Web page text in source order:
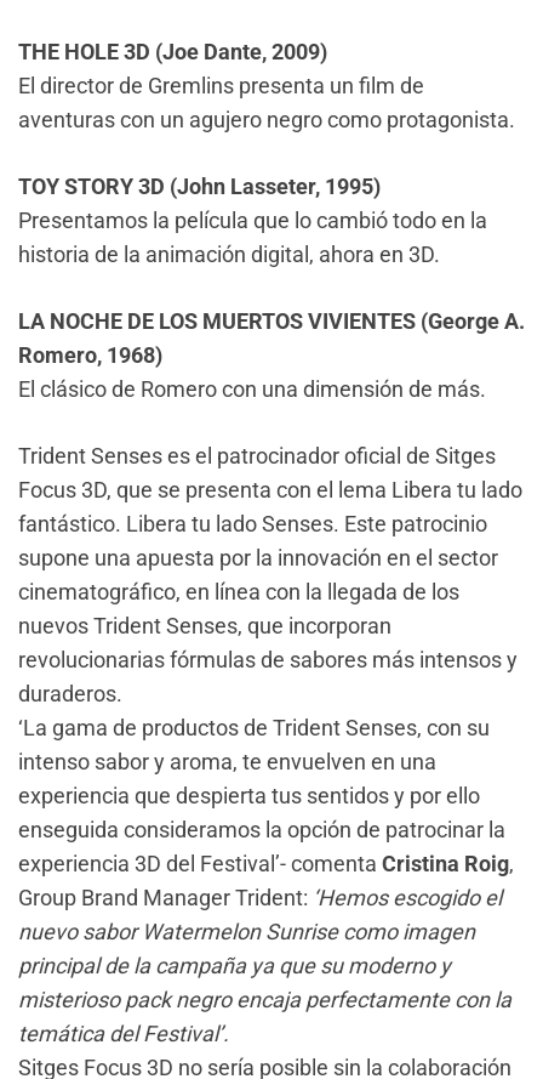
THE HOLE 3D (Joe Dante, 2009)
El director de Gremlins presenta un film de
aventuras con un agujero negro como protagonista.
TOY STORY 3D (John Lasseter, 1995)
Presentamos la película que lo cambió todo en la
historia de la animación digital, ahora en 3D.
LA NOCHE DE LOS MUERTOS VIVIENTES (George A.
Romero, 1968)
El clásico de Romero con una dimensión de más.
Trident Senses es el patrocinador oficial de Sitges
Focus 3D, que se presenta con el lema Libera tu lado
fantástico. Libera tu lado Senses. Este patrocinio
supone una apuesta por la innovación en el sector
cinematográfico, en línea con la llegada de los
nuevos Trident Senses, que incorporan
revolucionarias fórmulas de sabores más intensos y
duraderos.
‘La gama de productos de Trident Senses, con su
intenso sabor y aroma, te envuelven en una
experiencia que despierta tus sentidos y por ello
enseguida consideramos la opción de patrocinar la
experiencia 3D del Festival’- comenta Cristina Roig,
Group Brand Manager Trident: ‘Hemos escogido el
nuevo sabor Watermelon Sunrise como imagen
principal de la campaña ya que su moderno y
misterioso pack negro encaja perfectamente con la
temática del Festival’.
Sitges Focus 3D no sería posible sin la colaboración